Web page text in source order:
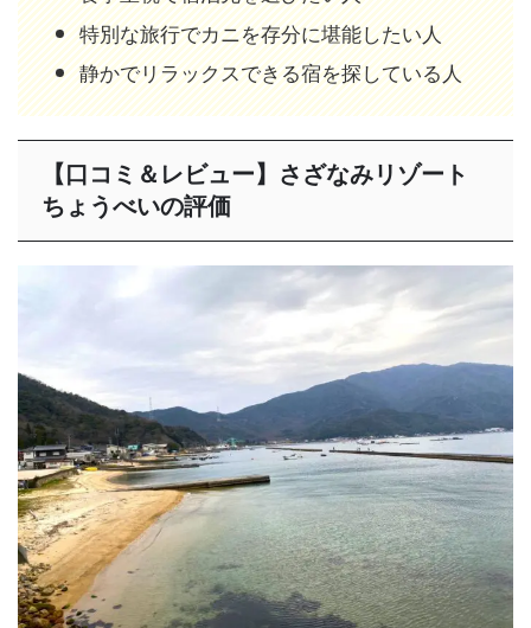
特別な旅行でカニを存分に堪能したい人
静かでリラックスできる宿を探している人
【口コミ＆レビュー】さざなみリゾート
ちょうべいの評価